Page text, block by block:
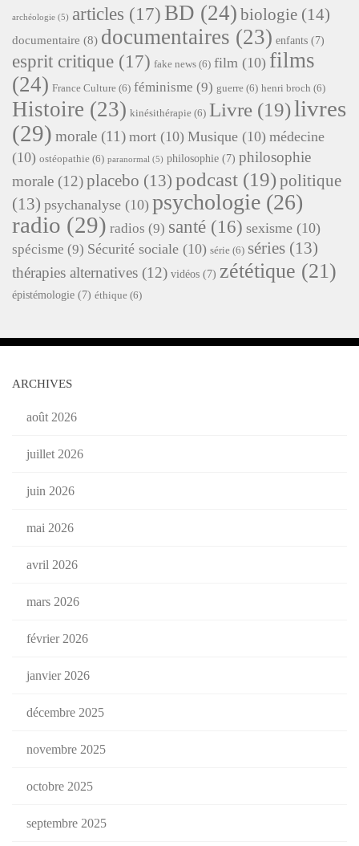
archéologie (5) articles (17) BD (24) biologie (14)
documentaire (8) documentaires (23) enfants (7)
esprit critique (17) fake news (6) film (10) films
(24) France Culture (6) féminisme (9) guerre (6) henri broch (6)
Histoire (23) kinésithérapie (6) Livre (19)livres
(29) morale (11) mort (10) Musique (10) médecine
(10) ostéopathie (6) paranormal (5) philosophie (7) philosophie
morale (12)placebo (13) podcast (19)politique
(13) psychanalyse (10) psychologie (26)
radio (29) radios (9) santé (16) sexisme (10)
spécisme (9) Sécurité sociale (10) série (6) séries (13)
thérapies alternatives (12) vidéos (7) zététique (21)
épistémologie (7) éthique (6)
ARCHIVES
août 2026
juillet 2026
juin 2026
mai 2026
avril 2026
mars 2026
février 2026
janvier 2026
décembre 2025
novembre 2025
octobre 2025
septembre 2025